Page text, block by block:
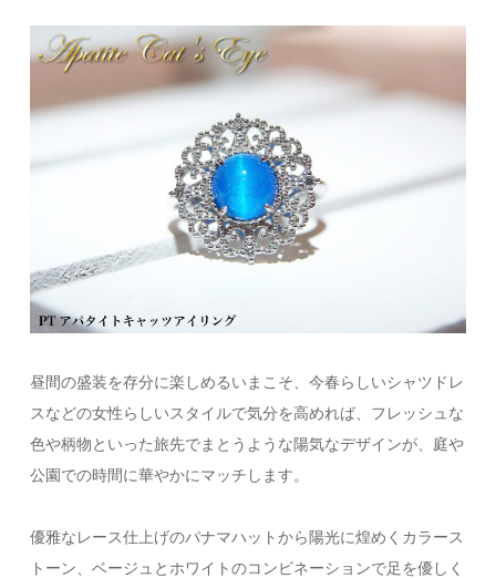
昼間の盛装を存分に楽しめるいまこそ、今春らしいシャツドレ
スなどの女性らしいスタイルで気分を高めれば、フレッシュな
色や柄物といった旅先でまとうような陽気なデザインが、庭や
公園での時間に華やかにマッチします。
優雅なレース仕上げのパナマハットから陽光に煌めくカラース
トーン、ベージュとホワイトのコンビネーションで足を優しく